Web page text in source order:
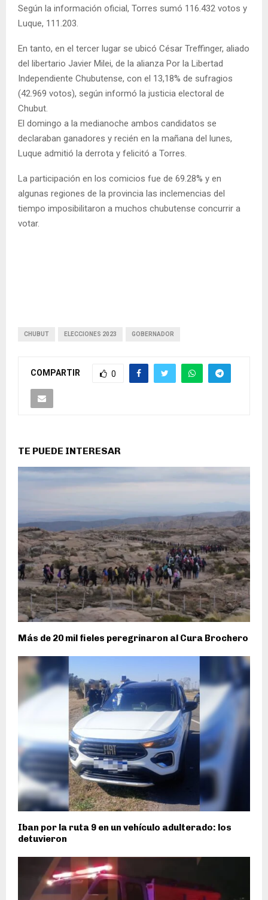
Según la información oficial, Torres sumó 116.432 votos y
Luque, 111.203.
En tanto, en el tercer lugar se ubicó César Treffinger, aliado
del libertario Javier Milei, de la alianza Por la Libertad
Independiente Chubutense, con el 13,18% de sufragios
(42.969 votos), según informó la justicia electoral de
Chubut.
El domingo a la medianoche ambos candidatos se
declaraban ganadores y recién en la mañana del lunes,
Luque admitió la derrota y felicitó a Torres.
La participación en los comicios fue de 69.28% y en
algunas regiones de la provincia las inclemencias del
tiempo imposibilitaron a muchos chubutense concurrir a
votar.
CHUBUT ELECCIONES 2023 GOBERNADOR
COMPARTIR 0
TE PUEDE INTERESAR
Más de 20 mil fieles peregrinaron al Cura Brochero
Iban por la ruta 9 en un vehículo adulterado: los
detuvieron